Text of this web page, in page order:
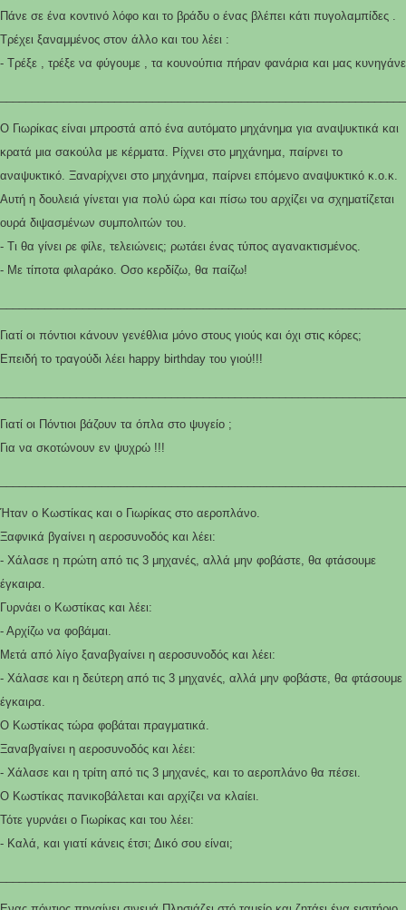
Πάνε σε ένα κοντινό λόφο και το βράδυ ο ένας βλέπει κάτι πυγολαμπίδες .
Τρέχει ξαναμμένος στον άλλο και του λέει :
- Τρέξε , τρέξε να φύγουμε , τα κουνούπια πήραν φανάρια και μας κυνηγάνε
Ο Γιωρίκας είναι μπροστά από ένα αυτόματο μηχάνημα για αναψυκτικά και
κρατά μια σακούλα με κέρματα. Ρίχνει στο μηχάνημα, παίρνει το
αναψυκτικό. Ξαναρίχνει στο μηχάνημα, παίρνει επόμενο αναψυκτικό κ.ο.κ.
Αυτή η δουλειά γίνεται για πολύ ώρα και πίσω του αρχίζει να σχηματίζεται
ουρά διψασμένων συμπολιτών του.
- Τι θα γίνει ρε φίλε, τελειώνεις; ρωτάει ένας τύπος αγανακτισμένος.
- Με τίποτα φιλαράκο. Οσο κερδίζω, θα παίζω!
Γιατί οι πόντιοι κάνουν γενέθλια μόνο στους γιούς και όχι στις κόρες;
Επειδή το τραγούδι λέει happy birthday του γιού!!!
Γιατί οι Πόντιοι βάζουν τα όπλα στο ψυγείο ;
Για να σκοτώνουν εν ψυχρώ !!!
Ήταν ο Κωστίκας και ο Γιωρίκας στο αεροπλάνο.
Ξαφνικά βγαίνει η αεροσυνοδός και λέει:
- Χάλασε η πρώτη από τις 3 μηχανές, αλλά μην φοβάστε, θα φτάσουμε
έγκαιρα.
Γυρνάει ο Κωστίκας και λέει:
- Αρχίζω να φοβάμαι.
Μετά από λίγο ξαναβγαίνει η αεροσυνοδός και λέει:
- Χάλασε και η δεύτερη από τις 3 μηχανές, αλλά μην φοβάστε, θα φτάσουμε
έγκαιρα.
Ο Κωστίκας τώρα φοβάται πραγματικά.
Ξαναβγαίνει η αεροσυνοδός και λέει:
- Χάλασε και η τρίτη από τις 3 μηχανές, και το αεροπλάνο θα πέσει.
Ο Κωστίκας πανικοβάλεται και αρχίζει να κλαίει.
Τότε γυρνάει ο Γιωρίκας και του λέει:
- Καλά, και γιατί κάνεις έτσι; Δικό σου είναι;